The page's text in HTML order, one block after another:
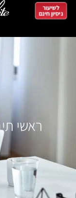
לשיעור
ניסיון חינם
ראשי